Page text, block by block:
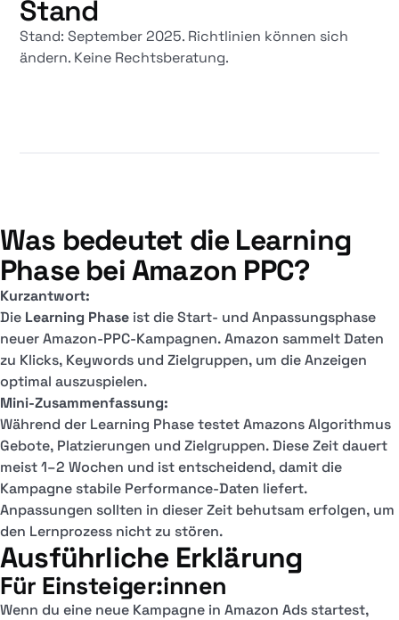
Stand
Stand: September 2025. Richtlinien können sich
ändern. Keine Rechtsberatung.
Was bedeutet die Learning
Phase bei Amazon PPC?
Kurzantwort:
Die Learning Phase ist die Start- und Anpassungsphase
neuer Amazon-PPC-Kampagnen. Amazon sammelt Daten
zu Klicks, Keywords und Zielgruppen, um die Anzeigen
optimal auszuspielen.
Mini-Zusammenfassung:
Während der Learning Phase testet Amazons Algorithmus
Gebote, Platzierungen und Zielgruppen. Diese Zeit dauert
meist 1–2 Wochen und ist entscheidend, damit die
Kampagne stabile Performance-Daten liefert.
Anpassungen sollten in dieser Zeit behutsam erfolgen, um
den Lernprozess nicht zu stören.
Ausführliche Erklärung
Für Einsteiger:innen
Wenn du eine neue Kampagne in Amazon Ads startest,